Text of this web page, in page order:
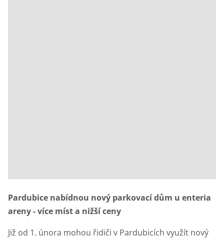
Pardubice nabídnou nový parkovací dům u enteria
areny - více míst a nižší ceny
Již od 1. února mohou řidiči v Pardubicích využít nový